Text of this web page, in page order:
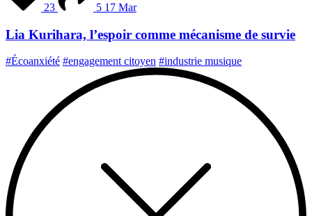
23 5 17 Mar
Lia Kurihara, l’espoir comme mécanisme de survie
#Écoanxiété #engagement citoyen #industrie musique